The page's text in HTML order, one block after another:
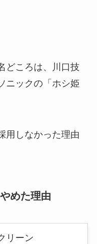
どころは、川口技
ニックの「ホシ姫
用しなかった理由
めた理由
リーン